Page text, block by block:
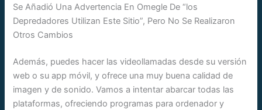
Se Añadió Una Advertencia En Omegle De “los
Depredadores Utilizan Este Sitio”, Pero No Se Realizaron
Otros Cambios
Además, puedes hacer las videollamadas desde su versión
web o su app móvil, y ofrece una muy buena calidad de
imagen y de sonido. Vamos a intentar abarcar todas las
plataformas, ofreciendo programas para ordenador y